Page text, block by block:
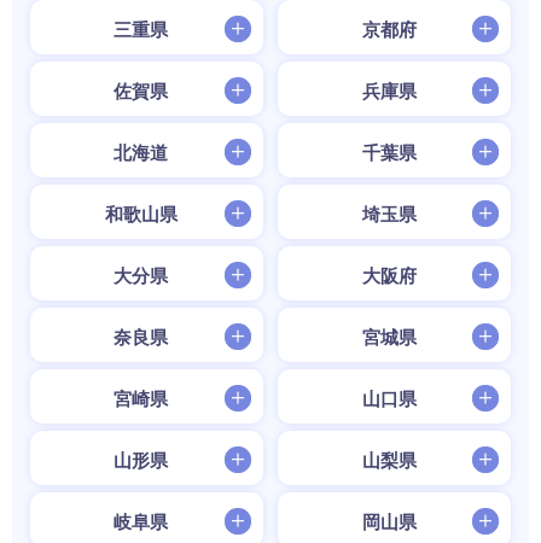
三重県 京都府
佐賀県 兵庫県
北海道 千葉県
和歌山県 埼玉県
大分県 大阪府
奈良県 宮城県
宮崎県 山口県
山形県 山梨県
岐阜県 岡山県